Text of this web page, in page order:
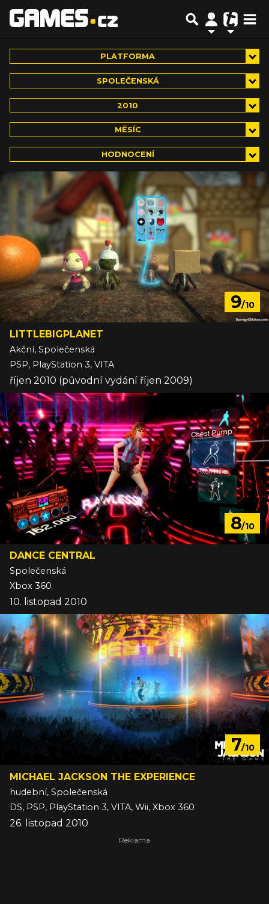
PLATFORMA
SPOLEČENSKÁ
2010
MĚSÍC
HODNOCENÍ
9/10
LITTLEBIGPLANET
Akční, Společenská
PSP, PlayStation 3, VITA
říjen 2010 (původní vydání říjen 2009)
8/10
DANCE CENTRAL
Společenská
Xbox 360
10. listopad 2010
7/10
MICHAEL JACKSON THE EXPERIENCE
hudební, Společenská
DS, PSP, PlayStation 3, VITA, Wii, Xbox 360
26. listopad 2010